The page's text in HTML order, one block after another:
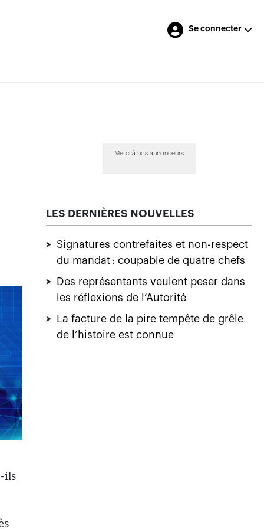
Se connecter
ils
Merci à nos annonceurs
LES DERNIÈRES NOUVELLES
> Signatures contrefaites et non-respect
du mandat : coupable de quatre chefs
>
Des représentants veulent peser dans
les réflexions de l’Autorité
>
La facture de la pire tempête de grêle
de l’histoire est connue